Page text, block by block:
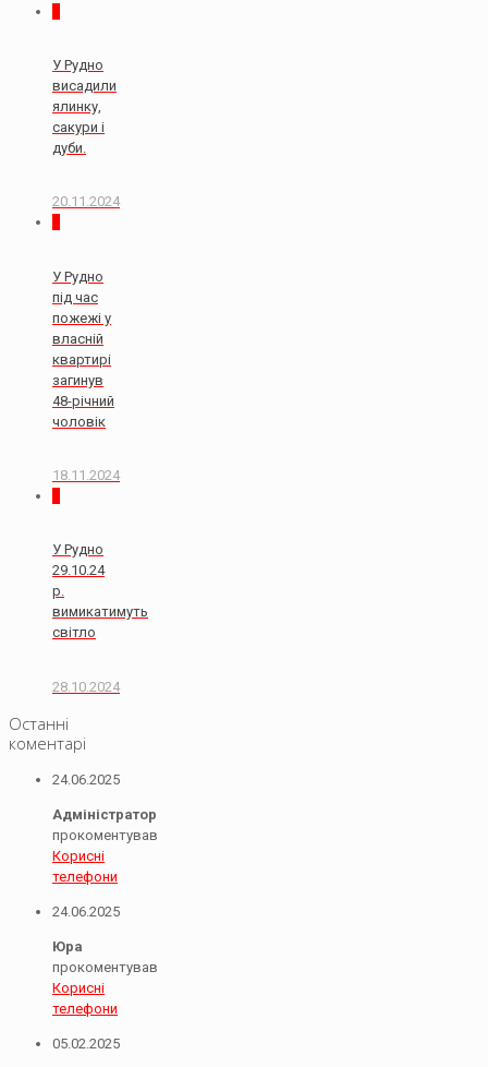
У Рудно
висадили
ялинку,
сакури і
дуби.
20.11.2024
У Рудно
під час
пожежі у
власній
квартирі
загинув
48-річний
чоловік
18.11.2024
У Рудно
29.10.24
р.
вимикатимуть
світло
28.10.2024
Останні
коментарі
24.06.2025
Адміністратор
прокоментував
Корисні
телефони
24.06.2025
Юра
прокоментував
Корисні
телефони
05.02.2025